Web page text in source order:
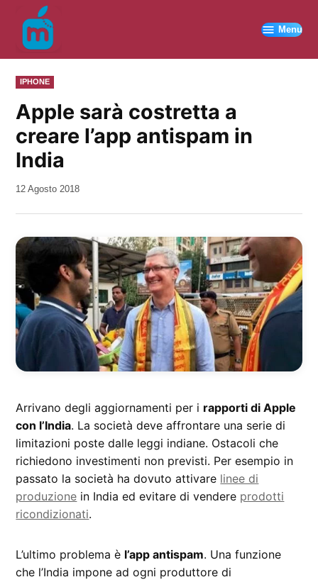
contenuto
Menu
PUBBLICATO
IN
IPHONE
Apple sarà costretta a
creare l’app antispam in
India
da
12 Agosto 2018
Arrivano degli aggiornamenti per i rapporti di Apple
con l’India. La società deve affrontare una serie di
limitazioni poste dalle leggi indiane. Ostacoli che
richiedono investimenti non previsti. Per esempio in
passato la società ha dovuto attivare linee di
produzione in India ed evitare di vendere prodotti
ricondizionati.
L’ultimo problema è l’app antispam. Una funzione
che l’India impone ad ogni produttore di